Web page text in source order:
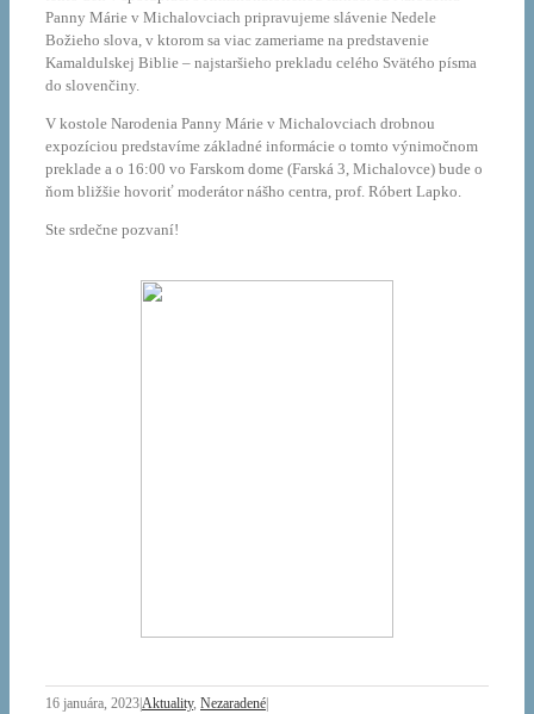
Panny Márie v Michalovciach pripravujeme slávenie Nedele
Božieho slova, v ktorom sa viac zameriame na predstavenie
Kamaldulskej Biblie – najstaršieho prekladu celého Svätého písma
do slovenčiny.
V kostole Narodenia Panny Márie v Michalovciach drobnou
expozíciou predstavíme základné informácie o tomto výnimočnom
preklade a o 16:00 vo Farskom dome (Farská 3, Michalovce) bude o
ňom bližšie hovoriť moderátor nášho centra, prof. Róbert Lapko.
Ste srdečne pozvaní!
16 januára, 2023Aktuality, Nezaradené